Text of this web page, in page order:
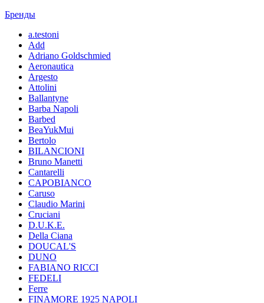
Бренды
a.testoni
Add
Adriano Goldschmied
Aeronautica
Argesto
Attolini
Ballantyne
Barba Napoli
Barbed
BeaYukMui
Bertolo
BILANCIONI
Bruno Manetti
Cantarelli
CAPOBIANCO
Caruso
Claudio Marini
Cruciani
D.U.K.E.
Della Ciana
DOUCAL'S
DUNO
FABIANO RICCI
FEDELI
Ferre
FINAMORE 1925 NAPOLI